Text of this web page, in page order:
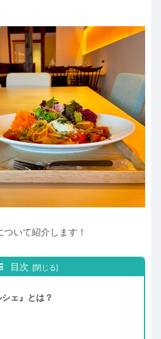
ついて紹介します！
目次
シェ』とは？